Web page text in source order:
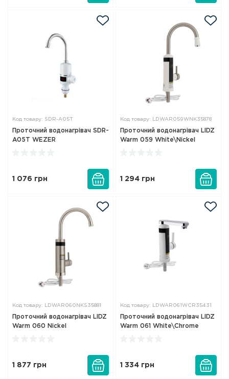
Код товару: SDR-А05Т
Проточний водонагрівач SDR-
А05Т WEZER
1 076 грн
Код товару: LDWAR059WNK35878
Проточний водонагрівач LIDZ
Warm 059 White\Nickel
1 294 грн
Код товару: LDWAR060NKS35881
Проточний водонагрівач LIDZ
Warm 060 Nickel
1 877 грн
Код товару: LDWAR061WCR35431
Проточний водонагрівач LIDZ
Warm 061 White\Chrome
1 334 грн